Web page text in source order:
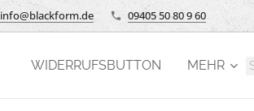
info@blackform.de 09405 50 80 9 60
WIDERRUFSBUTTON MEHR